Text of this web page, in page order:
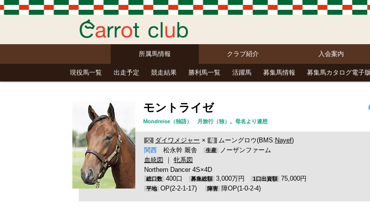
所属馬情報 クラブ紹介 入会案内
現役馬一覧 出走予定 競走結果 勝利馬一覧 活躍馬 募集馬情報 募集馬カタログ電子版
モントライゼ
Mondreise（独語） 月旅行（独）。母名より連想
父 ダイワメジャー × 母 ムーングロウ(BMS: Nayef)
関西 松永幹 厩舎 生産
ノーザンファーム
血統図
｜ 牝系図
Northern Dancer 4S×4D
総口数 400口 募集総額 3,000万円 1口出資額 75,000円
平地 OP(2-2-1-17) 障害 障OP(1-0-2-4)